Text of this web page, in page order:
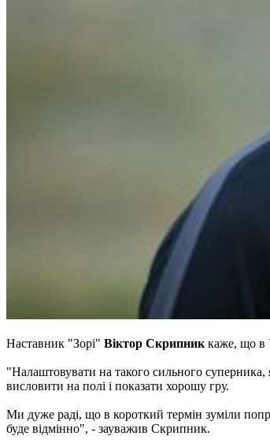
Наставник "Зорі" Віктор Скрипник каже, що в
"Налаштовувати на такого сильного суперника,
висловити на полі і показати хорошу гру.
Ми дуже раді, що в короткий термін зуміли
буде відмінно", - зауважив Скрипник.